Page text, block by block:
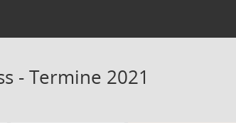
- Termine 2021